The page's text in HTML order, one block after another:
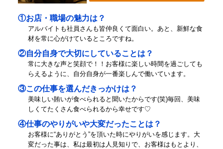
①お店・職場の魅力は？
アルバイトも社員さんも皆仲良くて面白い。あと、新鮮な食
材を常に心がけているところですね。
②自分自身で大切にしていることは？
常に大きな声と笑顔で！！お客様に楽しい時間を過ごしても
らえるように、自分自身が一番楽しんで働いています。
③この仕事を選んだきっかけは？
美味しい賄いが食べられると聞いたからです(笑)毎回、美味
しくてたくさん食べられるから幸せです♡
④仕事のやりがいや大変だったことは？
お客様に“ありがとう”を頂いた時にやりがいを感じます。大
変だった事は、私は最初は人見知りで、お客様はもとより、